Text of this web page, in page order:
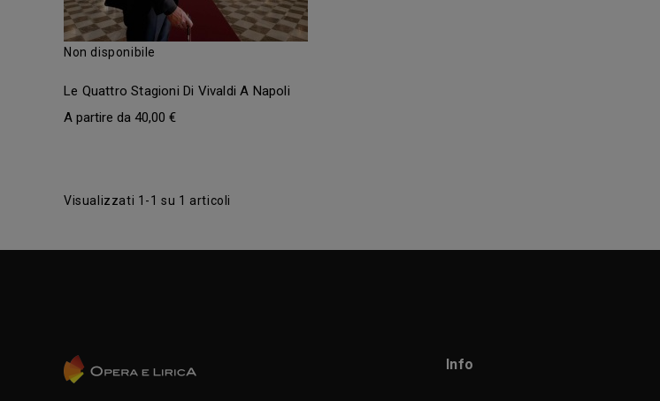
Non disponibile
Le Quattro Stagioni Di Vivaldi A Napoli
40,00 €
Visualizzati 1-1 su 1 articoli
Info